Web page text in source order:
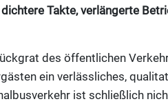
Takte, verlängerte
des öffentlichen
ein verlässliches,
ist schließlich